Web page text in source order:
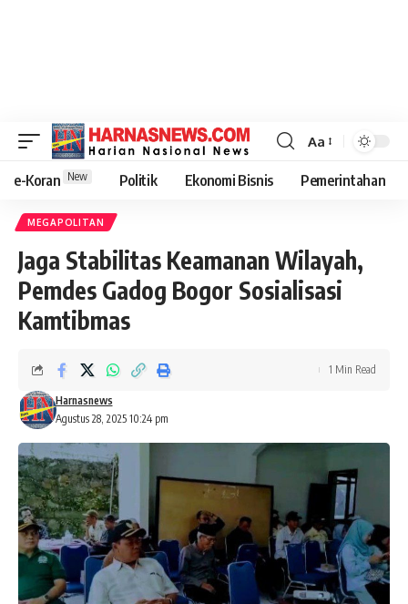
Aa
e-Koran New Politik Ekonomi Bisnis Pemerintahan
MEGAPOLITAN
Jaga Stabilitas Keamanan Wilayah,
Pemdes Gadog Bogor Sosialisasi
Kamtibmas
Agustus 28, 2025 10:24 pm
Harnasnews
1 Min Read